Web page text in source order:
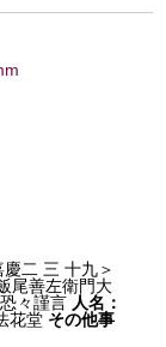
慶二 三 十九＞
尾善左衛門大
々謹言 人名：
花堂 その他事